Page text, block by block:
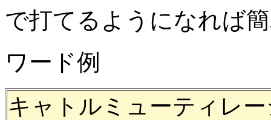
で打てるようになれば
ワード例
キャトルミューティレ